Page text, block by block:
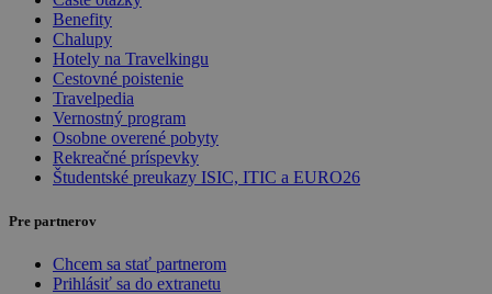
Benefity
Chalupy
Hotely na Travelkingu
Cestovné poistenie
Travelpedia
Vernostný program
Osobne overené pobyty
Rekreačné príspevky
Študentské preukazy ISIC, ITIC a EURO26
Pre partnerov
Chcem sa stať partnerom
Prihlásiť sa do extranetu